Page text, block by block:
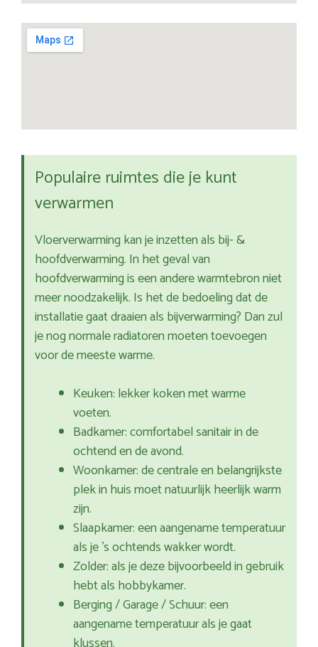
Populaire ruimtes die je kunt
verwarmen
Vloerverwarming kan je inzetten als bij- &
hoofdverwarming. In het geval van
hoofdverwarming is een andere warmtebron niet
meer noodzakelijk. Is het de bedoeling dat de
installatie gaat draaien als bijverwarming? Dan zul
je nog normale radiatoren moeten toevoegen
voor de meeste warme.
Keuken: lekker koken met warme
voeten.
Badkamer: comfortabel sanitair in de
ochtend en de avond.
Woonkamer: de centrale en belangrijkste
plek in huis moet natuurlijk heerlijk warm
zijn.
Slaapkamer: een aangename temperatuur
als je ’s ochtends wakker wordt.
Zolder: als je deze bijvoorbeeld in gebruik
hebt als hobbykamer.
Berging / Garage / Schuur: een
aangename temperatuur als je gaat